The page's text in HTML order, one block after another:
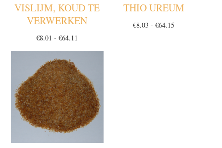
VISLIJM, KOUD TE
VERWERKEN
€8.01 - €64.11
€64.11
THIO UREUM
€8.03 - €64.15